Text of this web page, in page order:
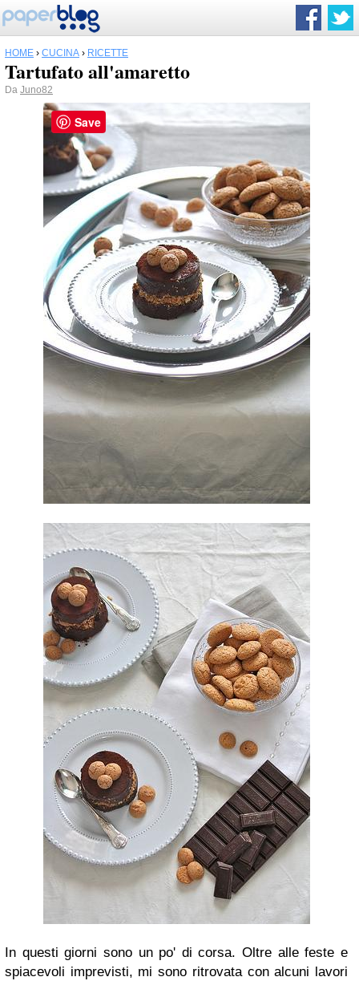
HOME › CUCINA › RICETTE
Tartufato all'amaretto
Da Juno82
In questi giorni sono un po' di corsa. Oltre alle feste e
spiacevoli imprevisti, mi sono ritrovata con alcuni lavori
Save